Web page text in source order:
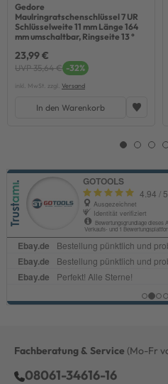
Gedore
Maulringratschenschlüssel 7 UR
Schlüsselweite 11 mm Länge 164
mm umschaltbar, Ringseite 13 °
23,99 €
UVP 35,64 € -32%
inkl. MwSt. zzgl. Versand
In den Warenkorb
Fachberatung & Service (Mo-Fr
08061-34616-16